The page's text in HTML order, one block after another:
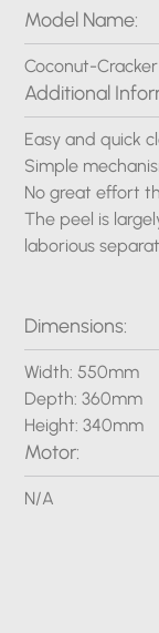
Model Name:
Coconut-Cracker
Additional
Easy and quick
Simple
No great effort
The peel is
laborious
Dimensions:
Width: 550mm
Depth: 360mm
Height: 340mm
Motor:
N/A